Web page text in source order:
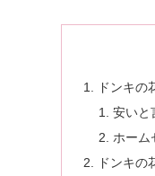
ドンキの
安いと
ホーム
ドンキの